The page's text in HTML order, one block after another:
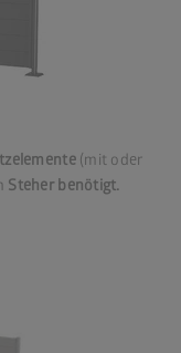
(mit oder
Steher benötigt.